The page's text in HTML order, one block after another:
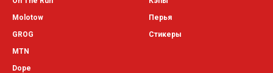
Molotow
GROG
MTN
Dope
Перья
Стикеры